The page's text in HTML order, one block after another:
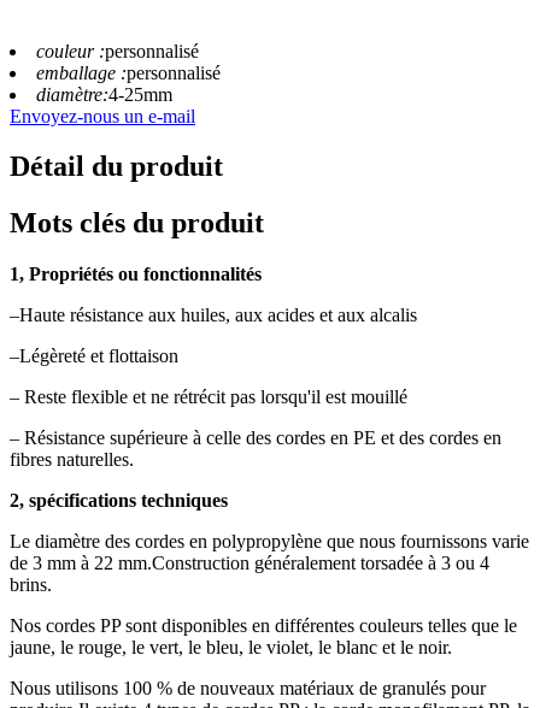
couleur :personnalisé
emballage :personnalisé
diamètre:4-25mm
Envoyez-nous un e-mail
Détail du produit
Mots clés du produit
1, Propriétés ou fonctionnalités
–Haute résistance aux huiles, aux acides et aux alcalis
–Légèreté et flottaison
– Reste flexible et ne rétrécit pas lorsqu'il est mouillé
– Résistance supérieure à celle des cordes en PE et des cordes en
fibres naturelles.
2, spécifications techniques
Le diamètre des cordes en polypropylène que nous fournissons varie
de 3 mm à 22 mm.Construction généralement torsadée à 3 ou 4
brins.
Nos cordes PP sont disponibles en différentes couleurs telles que le
jaune, le rouge, le vert, le bleu, le violet, le blanc et le noir.
Nous utilisons 100 % de nouveaux matériaux de granulés pour